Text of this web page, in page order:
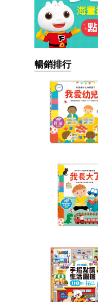
暢銷排行
超人夢幻泡泡槍